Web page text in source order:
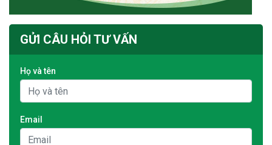
GỬI CÂU HỎI TƯ VẤN
Họ và tên
Email